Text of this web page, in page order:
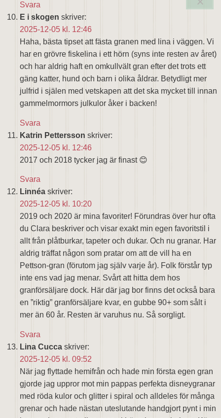
Svara
E i skogen skriver:
2025-12-05 kl. 12:46
Haha, bästa tipset att fästa granen med lina i väggen. Vi
har en grövre fiskelina i ett hörn (syns inte resten av året)
och har aldrig haft en omkullvält gran efter det trots ett
gäng katter, hund och barn i olika åldrar. Betydligt mer
julfrid i själen med vetskapen att det ska mycket till innan
gammelmormors julkulor åker i backen!
Svara
Katrin Pettersson skriver:
2025-12-05 kl. 12:46
2017 och 2018 tycker jag är finast 😊
Svara
Linnéa skriver:
2025-12-05 kl. 10:20
2019 och 2020 är mina favoriter! Förundras över hur ofta
du Clara beskriver och visar exakt min egen favoritstil i
allt från plåtburkar, tapeter och dukar. Och nu granar. Har
aldrig träffat någon som pratar om att de vill ha en
Pettson-gran (förutom jag själv varje år). Folk förstår typ
inte ens vad jag menar. Svårt att hitta dem hos
granförsäljare dock. Här där jag bor finns det också bara
en ”riktig” granförsäljare kvar, en gubbe 90+ som sålt i
mer än 60 år. Resten är varuhus nu. Så sorgligt.
Svara
Lina Cucca skriver:
2025-12-05 kl. 09:52
När jag flyttade hemifrån och hade min första egen gran
gjorde jag uppror mot min pappas perfekta disneygranar
med röda kulor och glitter i spiral och alldeles för många
grenar och hade nästan uteslutande handgjort pynt i min